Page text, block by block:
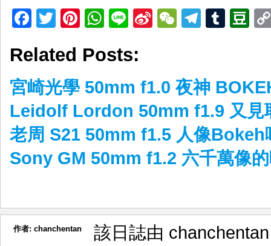
Facebook
TwitterPinterest
WhatsApp
LineSinaWeChat
Related Posts:
宮崎光學 50mm f1.0 夜神
Leidolf Lordon 50mm f1.9 又見
老周 S21 50mm f1.5 人像Bokeh
Sony GM 50mm f1.2 六千萬像
作者: chanchentan
該日誌由